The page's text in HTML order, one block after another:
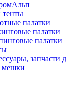
тенты
палатки
палатки
палатки
запчасти
мешки